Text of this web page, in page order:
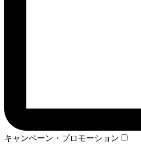
キャンペーン・プロモーション